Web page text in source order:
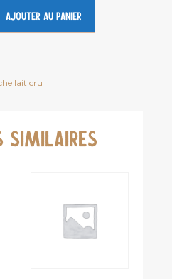
Ajouter au panier
lait cru
SIMILAIRES